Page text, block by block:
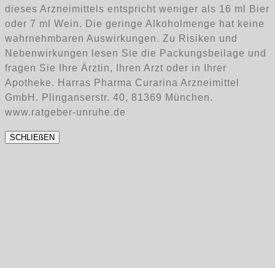
dieses Arzneimittels entspricht weniger als 16 ml Bier
oder 7 ml Wein. Die geringe Alkoholmenge hat keine
wahrnehmbaren Auswirkungen. Zu Risiken und
Nebenwirkungen lesen Sie die Packungsbeilage und
fragen Sie Ihre Ärztin, Ihren Arzt oder in Ihrer
Apotheke. Harras Pharma Curarina Arzneimittel
GmbH. Plinganserstr. 40, 81369 München.
www.ratgeber-unruhe.de
SCHLIEßEN